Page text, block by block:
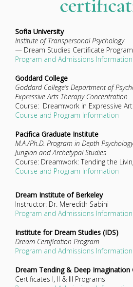
Sofia University
Institute of Transpersonal Psychology
— Dream Studies Certificate Program
Program and Admissions Information
Goddard College
Goddard College’s Department of
Expressive Arts Therapy Concentration
Course: Dreamwork in Expressive
Course and Program Information
Pacifica Graduate Institute
M.A./Ph.D. Program in Depth
Jungian and Archetypal Studies
Course: Dreamwork: Tending the
Course and Program Information
Dream Institute of Berkeley
Instructor: Dr. Meredith Sabini
Program and Admissions Information
Institute for Dream Studies (IDS)
Dream Certification Program
Program and Admissions Information
Dream Tending & Deep
Certificates I, II & III Programs